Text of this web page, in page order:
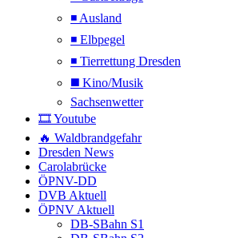
◾ Ausland
◾ Elbpegel
◾ Tierrettung Dresden
◼️ Kino/Musik
Sachsenwetter
🎞️ Youtube
🔥 Waldbrandgefahr
Dresden News
Carolabrücke
ÖPNV-DD
DVB Aktuell
ÖPNV Aktuell
DB-SBahn S1